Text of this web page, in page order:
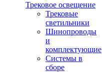
Трековое освещение
Трековые
светильники
Шинопроводы
и
комплектующие
Системы в
сборе